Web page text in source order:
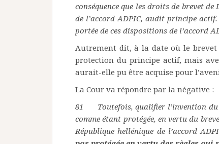
conséquence que les droits de brevet
de l’accord ADPIC, audit principe
portée de ces dispositions de l’accord
Autrement dit, à la date où le
protection du principe actif, mais
aurait-elle pu être acquise pour
La Cour va répondre par la négative :
81 Toutefois, qualifier l’invention du
comme étant protégée, en vertu du
République hellénique de l’accord